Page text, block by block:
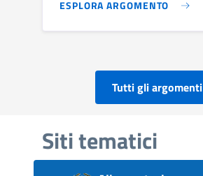
ESPLORA ARGOMENTO
Tutti gli argomenti
Siti tematici